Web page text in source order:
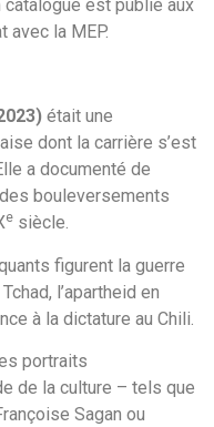
catalogue est publié aux
avec la MEP.
était une
dont la carrière s’est
a documenté de
bouleversements
e siècle.
figurent la guerre
l’apartheid en
à la dictature au Chili.
portraits
de la culture – tels que
Sagan ou